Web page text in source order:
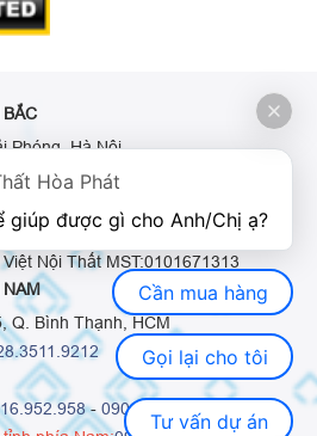
Phóng, Hà Nội
3665 8966-024. 3665 8993
- 0942.155.688
Nội Thất MST:0101671313
NAM
Q. Bình Thạnh, HCM
- 0903.331.921
Hòa Phát
Cần mua hàng
Gọi lại cho tôi
Tư vấn dự án